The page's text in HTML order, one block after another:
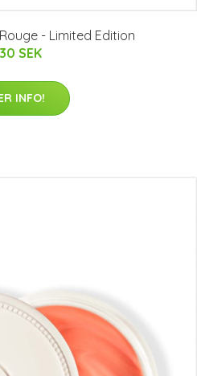
- Limited Edition
SEK
INFO!